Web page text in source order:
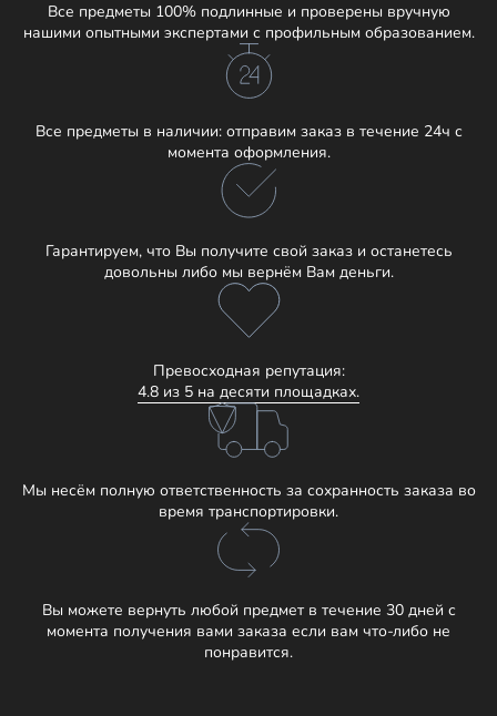
Все предметы 100% подлинные и проверены вручную
нашими опытными экспертами с профильным образованием.
Все предметы в наличии: отправим заказ в течение 24ч с
момента оформления.
Гарантируем, что Вы получите свой заказ и останетесь
довольны либо мы вернём Вам деньги.
Превосходная репутация:
4.8 из 5 на десяти площадках.
Мы несём полную ответственность за сохранность заказа во
время транспортировки.
Вы можете вернуть любой предмет в течение 30 дней с
момента получения вами заказа если вам что-либо не
понравится.